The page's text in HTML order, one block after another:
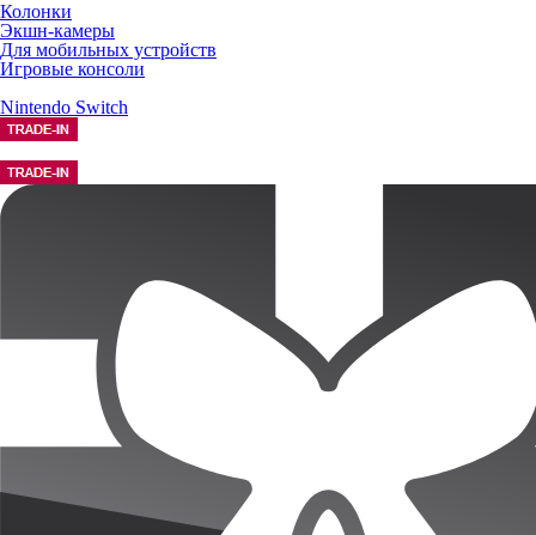
Колонки
Экшн-камеры
Для мобильных устройств
Игровые консоли
Nintendo Switch